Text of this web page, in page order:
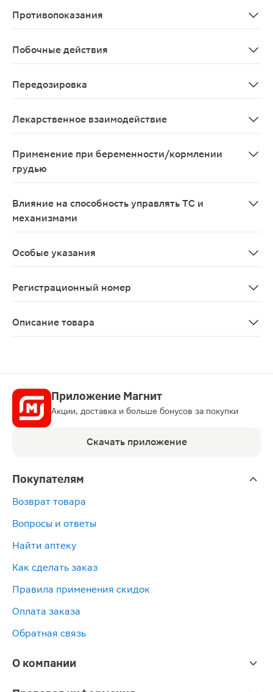
Противопоказания
Побочные действия
Передозировка
Лекарственное взаимодействие
Применение при беременности/кормлении
грудью
Влияние на способность управлять ТС и
механизмами
Особые указания
Регистрационный номер
Описание товара
Приложение Магнит
Акции, доставка и больше бонусов за покупки
Скачать приложение
Покупателям
Возврат товара
Вопросы и ответы
Найти аптеку
Как сделать заказ
Правила применения скидок
Оплата заказа
Обратная связь
О компании